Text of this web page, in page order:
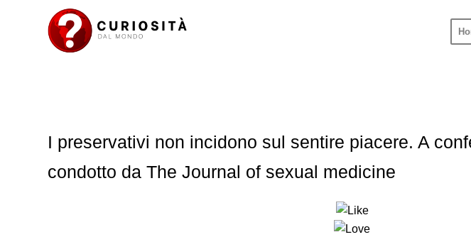
I preservativi non incidono sul sentire piacere. A
condotto da The Journal of sexual medicine